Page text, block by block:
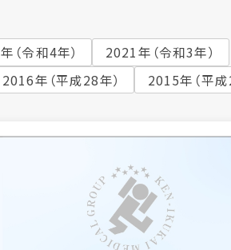
（令和4年）
2021年（令和3年）
2016年（平成28年）
2015年（平成